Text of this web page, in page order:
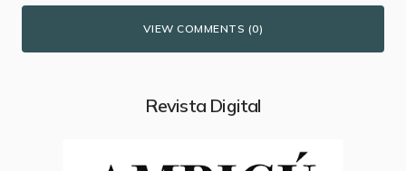
VIEW COMMENTS (0)
Revista Digital